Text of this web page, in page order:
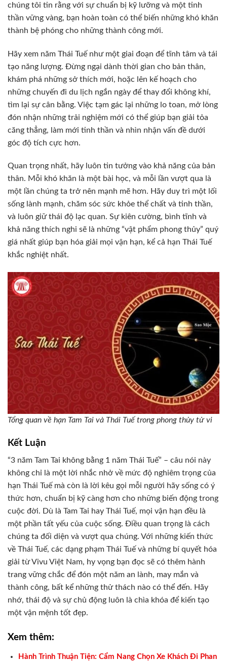
chúng tôi tin rằng với sự chuẩn bị kỹ lưỡng và một tinh
thần vững vàng, bạn hoàn toàn có thể biến những khó khăn
thành bệ phóng cho những thành công mới.
Hãy xem năm Thái Tuế như một giai đoạn để tĩnh tâm và tái
tạo năng lượng. Đừng ngại dành thời gian cho bản thân,
khám phá những sở thích mới, hoặc lên kế hoạch cho
những chuyến đi du lịch ngắn ngày để thay đổi không khí,
tìm lại sự cân bằng. Việc tạm gác lại những lo toan, mở lòng
đón nhận những trải nghiệm mới có thể giúp bạn giải tỏa
căng thẳng, làm mới tinh thần và nhìn nhận vấn đề dưới
góc độ tích cực hơn.
Quan trọng nhất, hãy luôn tin tưởng vào khả năng của bản
thân. Mỗi khó khăn là một bài học, và mỗi lần vượt qua là
một lần chúng ta trở nên mạnh mẽ hơn. Hãy duy trì một lối
sống lành mạnh, chăm sóc sức khỏe thể chất và tinh thần,
và luôn giữ thái độ lạc quan. Sự kiên cường, bình tĩnh và
khả năng thích nghi sẽ là những “vật phẩm phong thủy” quý
giá nhất giúp bạn hóa giải mọi vận hạn, kể cả hạn Thái Tuế
khắc nghiệt nhất.
Tổng quan về hạn Tam Tai và Thái Tuế trong phong thủy tử vi
Kết Luận
“3 năm Tam Tai không bằng 1 năm Thái Tuế” – câu nói này
không chỉ là một lời nhắc nhở về mức độ nghiêm trọng của
hạn Thái Tuế mà còn là lời kêu gọi mỗi người hãy sống có ý
thức hơn, chuẩn bị kỹ càng hơn cho những biến động trong
cuộc đời. Dù là Tam Tai hay Thái Tuế, mọi vận hạn đều là
một phần tất yếu của cuộc sống. Điều quan trọng là cách
chúng ta đối diện và vượt qua chúng. Với những kiến thức
về Thái Tuế, các dạng phạm Thái Tuế và những bí quyết hóa
giải từ Vivu Việt Nam, hy vọng bạn đọc sẽ có thêm hành
trang vững chắc để đón một năm an lành, may mắn và
thành công, bất kể những thử thách nào có thể đến. Hãy
nhớ, thái độ và sự chủ động luôn là chìa khóa để kiến tạo
một vận mệnh tốt đẹp.
Xem thêm:
Hành Trình Thuận Tiện: Cẩm Nang Chọn Xe Khách Đi Phan